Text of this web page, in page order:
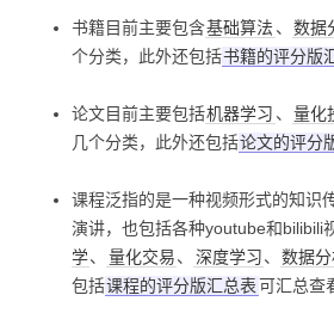
书籍目前主要包含基础算法、 数据
个分类，此外还包括书籍的评分版
论文目前主要包括机器学习 、 量化
几个分类，此外还包括论文的评分
课程泛指的是一种视频形式的知识
演讲，也包括各种youtube和bilibili
学、 量化交易、 深度学习、 数据
包括课程的评分版汇总表可汇总查